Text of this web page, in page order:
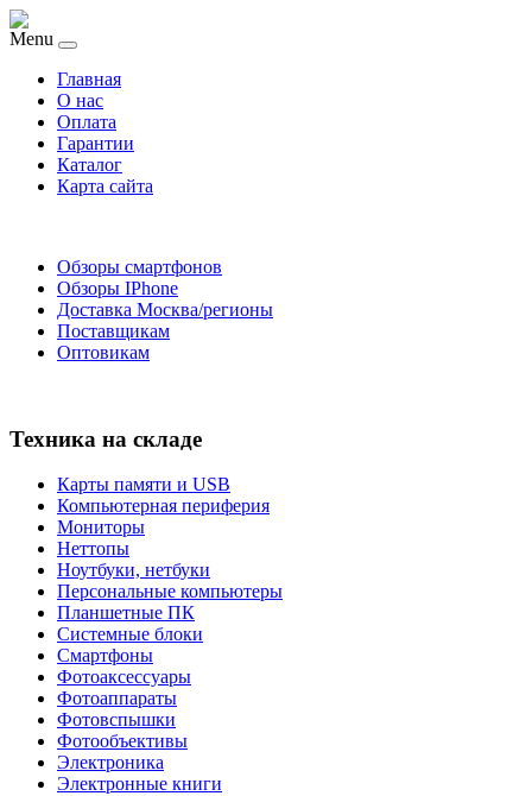
Menu
Главная
O нас
Оплата
Гарантии
Каталог
Карта сайта
Обзоры смартфонов
Обзоры IPhone
Доставка Москва/регионы
Поставщикам
Оптовикам
Техника на складе
Карты памяти и USB
Компьютерная периферия
Мониторы
Неттопы
Ноутбуки, нетбуки
Персональные компьютеры
Планшетные ПК
Системные блоки
Смартфоны
Фотоаксессуары
Фотоаппараты
Фотовспышки
Фотообъективы
Электроника
Электронные книги